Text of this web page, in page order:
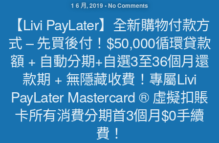
1 6 月, 2019 • No Comments
【livi PayLater】全新購物付款方
式 – 先買後付！$50,000循環貸款
額 + 自動分期+自選3至36個月還
款期 + 無隱藏收費！專屬livi
PayLater Mastercard ® 虛擬扣賬
卡所有消費分期首3個月$0手續
費！